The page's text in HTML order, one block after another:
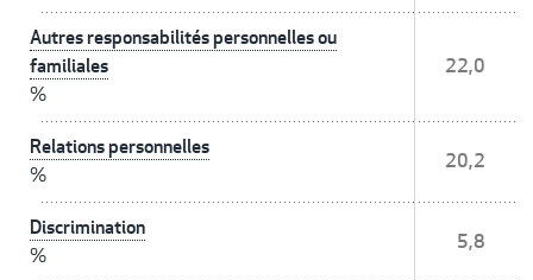
Autres responsabilités personnelles ou
familiales
%
22,0
Relations personnelles
%
20,2
Discrimination
%
5,8